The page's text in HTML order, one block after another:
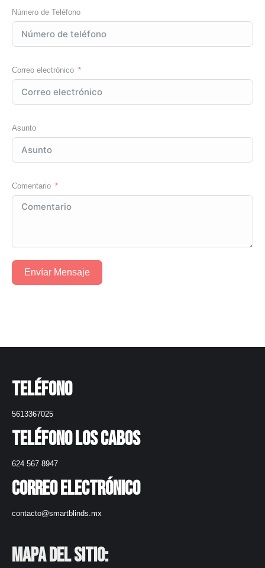
Número de Teléfono
Correo electrónico
Asunto
Comentario
Envíar Mensaje
Teléfono
5613367025
Teléfono Los Cabos
624 567 8947
Correo electrónico
contacto@smartblinds.mx
Mapa del Sitio: